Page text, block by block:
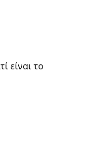
είναι το